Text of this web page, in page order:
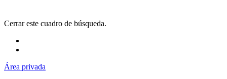
Cerrar este cuadro de búsqueda.
Área privada